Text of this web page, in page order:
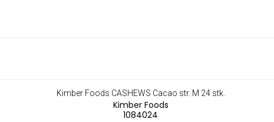
Kimber Foods CASHEWS Cacao str. M 24 stk.
Kimber Foods
1084024